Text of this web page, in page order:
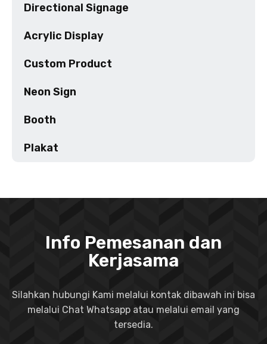
Directional Signage
Acrylic Display
Custom Product
Neon Sign
Booth
Plakat
Info Pemesanan dan
Kerjasama
Silahkan hubungi Kami melalui kontak dibawah ini bisa
melalui Chat Whatsapp atau melalui email yang
tersedia.